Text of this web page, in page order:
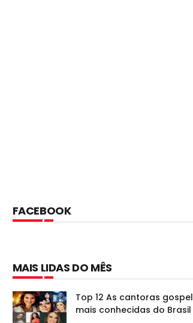
FACEBOOK
MAIS LIDAS DO MÊS
Top 12 As cantoras gospel
mais conhecidas do Brasil